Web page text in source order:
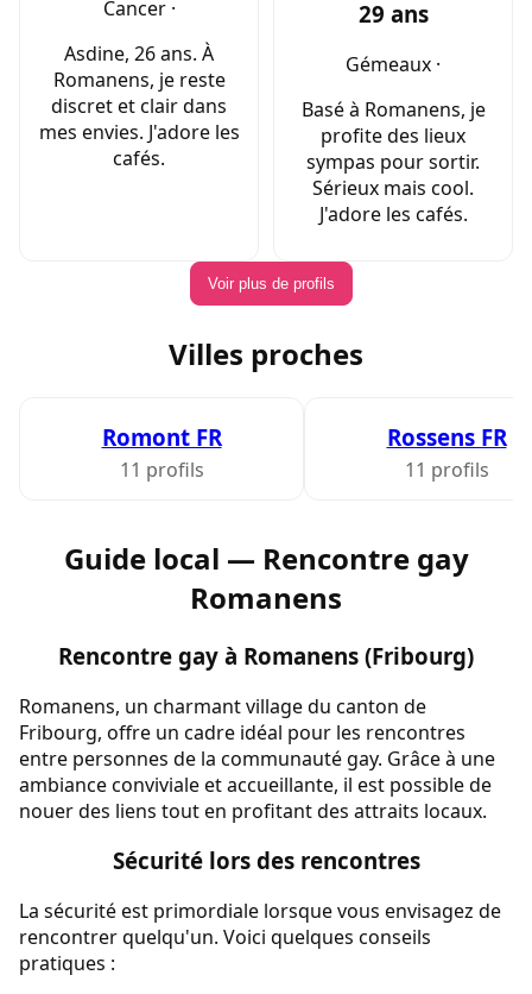
Cancer ·
Asdine, 26 ans. À
Romanens, je reste
discret et clair dans
mes envies. J'adore les
cafés.
29 ans
Gémeaux ·
Basé à Romanens, je
profite des lieux
sympas pour sortir.
Sérieux mais cool.
J'adore les cafés.
Voir plus de profils
Villes proches
Romont FR
11 profils
Rossens FR
11 profils
Guide local — Rencontre gay
Romanens
Rencontre gay à Romanens (Fribourg)
Romanens, un charmant village du canton de
Fribourg, offre un cadre idéal pour les rencontres
entre personnes de la communauté gay. Grâce à une
ambiance conviviale et accueillante, il est possible de
nouer des liens tout en profitant des attraits locaux.
Sécurité lors des rencontres
La sécurité est primordiale lorsque vous envisagez de
rencontrer quelqu'un. Voici quelques conseils
pratiques :